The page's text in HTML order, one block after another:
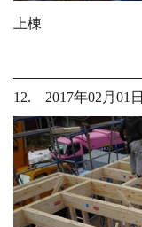
上棟
12. 2017年02月01日